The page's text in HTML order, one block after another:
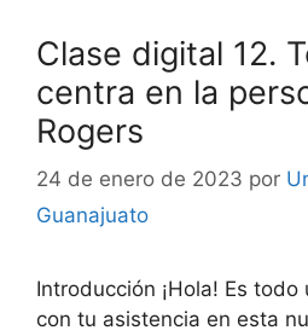
Clase digital 12.
centra en la
Rogers
24 de enero de 2023 por
Guanajuato
Introducción ¡Hola! Es
con tu asistencia en esta